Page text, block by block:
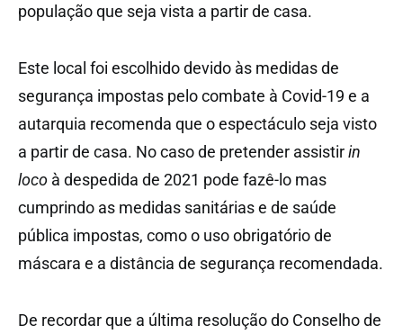
população que seja vista a partir de casa.
Este local foi escolhido devido às medidas de
segurança impostas pelo combate à Covid-19 e a
autarquia recomenda que o espectáculo seja visto
a partir de casa. No caso de pretender assistirin
loco à despedida de 2021 pode fazê-lo mas
cumprindo as medidas sanitárias e de saúde
pública impostas, como o uso obrigatório de
máscara e a distância de segurança recomendada.
De recordar que a última resolução do Conselho de